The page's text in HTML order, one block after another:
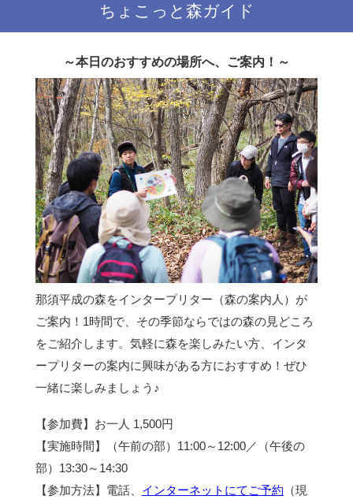
ちょこっと森ガイド
～本日のおすすめの場所へ、ご案内！～
那須平成の森をインタープリター（森の案内人）が
ご案内！1時間で、その季節ならではの森の見どころ
をご紹介します。気軽に森を楽しみたい方、インタ
ープリターの案内に興味がある方におすすめ！ぜひ
一緒に楽しみましょう♪
【参加費】お一人 1,500円
【実施時間】（午前の部）11:00～12:00／（午後の
部）13:30～14:30
【参加方法】電話、 インターネットにてご予約 （現